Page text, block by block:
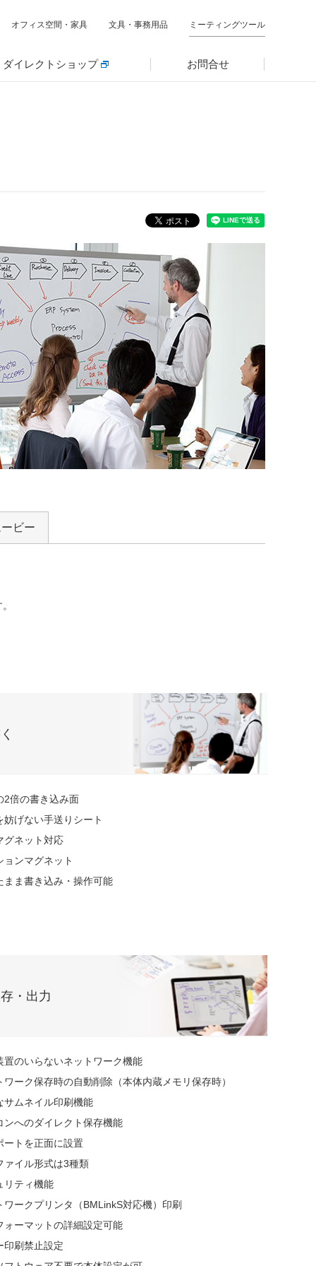
オフィス空間・家具 文具・事務用品 ミーティングツール
ダイレクトショップ お問合せ
ビー
2倍の書き込み面
妨げない手送りシート
グネット対応
ョンマグネット
まま書き込み・操作可能
・出力
置のいらないネットワーク機能
ワーク保存時の自動削除（本体内蔵メモリ保存時）
サムネイル印刷機能
ンへのダイレクト保存機能
ートを正面に設置
ァイル形式は3種類
リティ機能
ワークプリンタ（BMLinkS対応機）印刷
ォーマットの詳細設定可能
印刷禁止設定